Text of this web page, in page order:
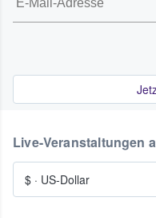
Live-Veranstaltungen
$ · US-Dollar